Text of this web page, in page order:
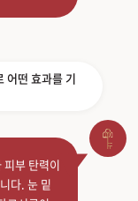
어떤 효과를 기
피부 탄력이
다. 눈 밑